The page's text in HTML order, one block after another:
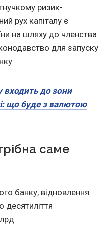
ризик-
рух капіталу є
на шляху до членства
для запуску
входить до зони
що буде з валютою
саме
банку, відновлення
десятиліття